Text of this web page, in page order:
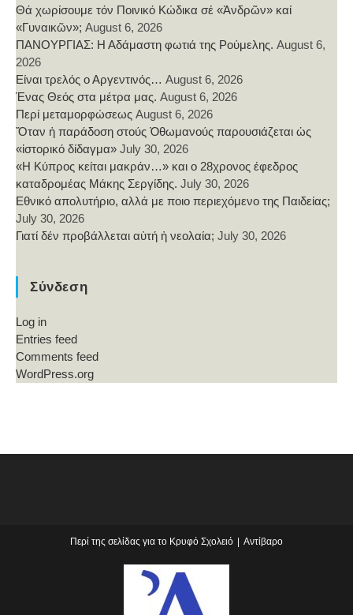
Θά χωρίσουμε τόν Ποινικό Κώδικα σέ «Ἀνδρῶν» καί
«Γυναικῶν»; August 6, 2026
ΠΑΝΟΥΡΓΙΑΣ: Η Αδάμαστη φωτιά της Ρούμελης. August 6,
2026
Είναι τρελός ο Αργεντινός… August 6, 2026
Ένας Θεός στα μέτρα μας. August 6, 2026
Περί μεταμορφώσεως August 6, 2026
Ὅταν ἡ παράδοση στούς Ὀθωμανούς παρουσιάζεται ὡς
«ἱστορικό δίδαγμα» July 30, 2026
«Η Κύπρος κείται μακράν…» και ο 28χρονος έφεδρος
καταδρομέας Μάκης Σεργίδης. July 30, 2026
Εθνικό απολυτήριο, αλλά με ποιο περιεχόμενο της Παιδείας;
July 30, 2026
Γιατί δέν προβάλλεται αὐτή ἡ νεολαία; July 30, 2026
Σύνδεση
Log in
Entries feed
Comments feed
WordPress.org
Περί της σελίδας για το Κρυφό Σχολειό Αντίβαρο